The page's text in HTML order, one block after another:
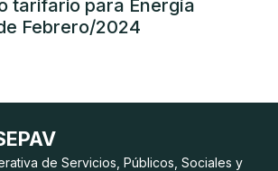
tarifario para Energía
Febrero/2024
de Servicios, Públicos, Sociales y